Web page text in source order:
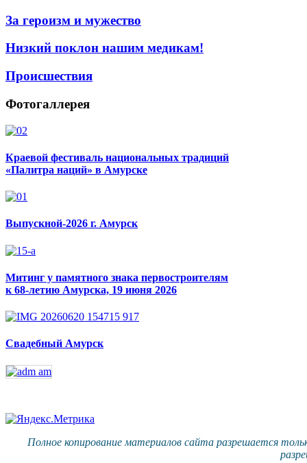
За героизм и мужество
Низкий поклон нашим медикам!
Происшествия
Фотогаллерея
Краевой фестиваль национальных традиций
«Палитра наций» в Амурске
Выпускной-2026 г. Амурск
Митинг у памятного знака первостроителям
к 68-летию Амурска, 19 июня 2026
Свадебный Амурск
Полное копирование материалов сайта разрешается